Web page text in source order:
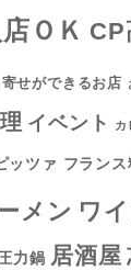
ＯＫ CP
せができるお店
イベント カ
ッツァ フランス
メン ワ
力鍋 居酒屋